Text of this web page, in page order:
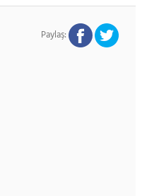
Paylaş: